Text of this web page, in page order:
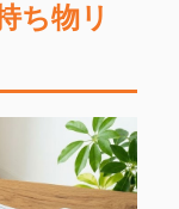
ち物リ